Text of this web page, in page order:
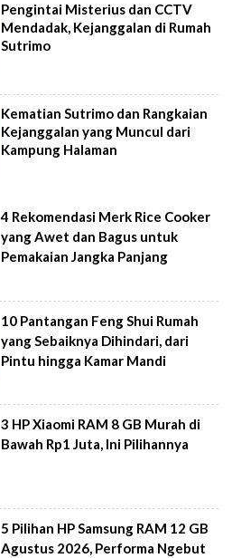
Pengintai Misterius dan CCTV
Mendadak, Kejanggalan di Rumah
Sutrimo
Kematian Sutrimo dan Rangkaian
Kejanggalan yang Muncul dari
Kampung Halaman
4 Rekomendasi Merk Rice Cooker
yang Awet dan Bagus untuk
Pemakaian Jangka Panjang
10 Pantangan Feng Shui Rumah
yang Sebaiknya Dihindari, dari
Pintu hingga Kamar Mandi
3 HP Xiaomi RAM 8 GB Murah di
Bawah Rp1 Juta, Ini Pilihannya
5 Pilihan HP Samsung RAM 12 GB
Agustus 2026, Performa Ngebut